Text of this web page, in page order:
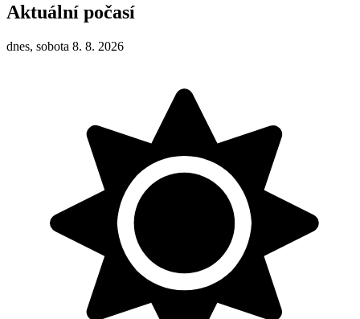
Aktuální počasí
dnes, sobota 8. 8. 2026